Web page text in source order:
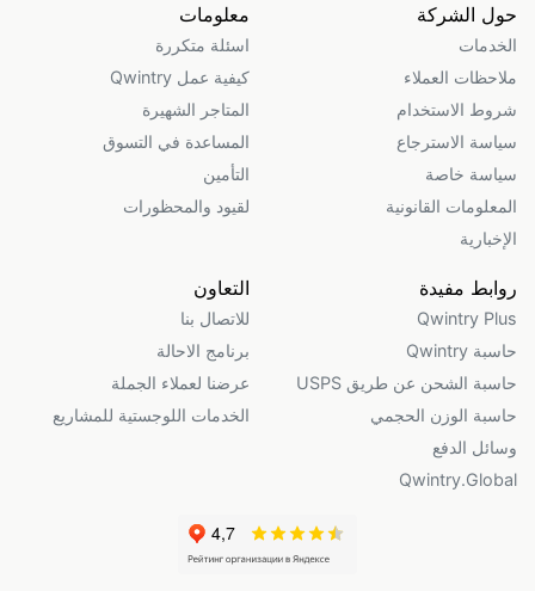
حول الشركة
الخدمات
ملاحظات العملاء
شروط الاستخدام
سياسة الاسترجاع
سياسة خاصة
المعلومات القانونية
الإخبارية
معلومات
اسئلة متكررة
كيفية عمل Qwintry
المتاجر الشهيرة
المساعدة في التسوق
التأمين
لقيود والمحظورات
روابط مفيدة
Qwintry Plus
حاسبة Qwintry
حاسبة الشحن عن طريق USPS
حاسبة الوزن الحجمي
وسائل الدفع
Qwintry.Global
التعاون
للاتصال بنا
برنامج الاحالة
عرضنا لعملاء الجملة
الخدمات اللوجستية للمشاريع